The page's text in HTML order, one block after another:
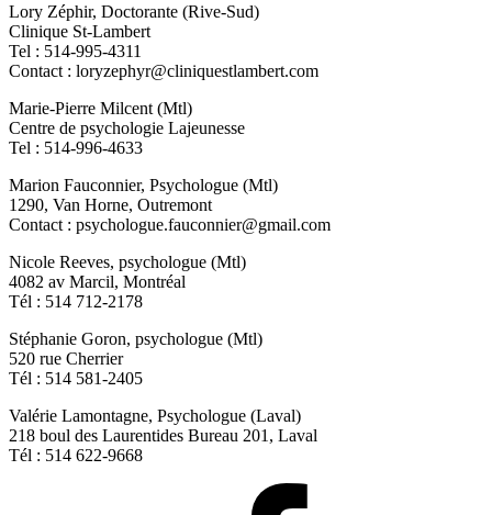
Lory Zéphir, Doctorante (Rive-Sud)
Clinique St-Lambert
Tel : 514-995-4311
Contact : loryzephyr@cliniquestlambert.com
Marie-Pierre Milcent (Mtl)
Centre de psychologie Lajeunesse
Tel : 514-996-4633
Marion Fauconnier, Psychologue (Mtl)
1290, Van Horne, Outremont
Contact : psychologue.fauconnier@gmail.com
Nicole Reeves, psychologue (Mtl)
4082 av Marcil, Montréal
Tél : 514 712-2178
Stéphanie Goron, psychologue (Mtl)
520 rue Cherrier
Tél : 514 581-2405
Valérie Lamontagne, Psychologue (Laval)
218 boul des Laurentides Bureau 201, Laval
Tél : 514 622-9668